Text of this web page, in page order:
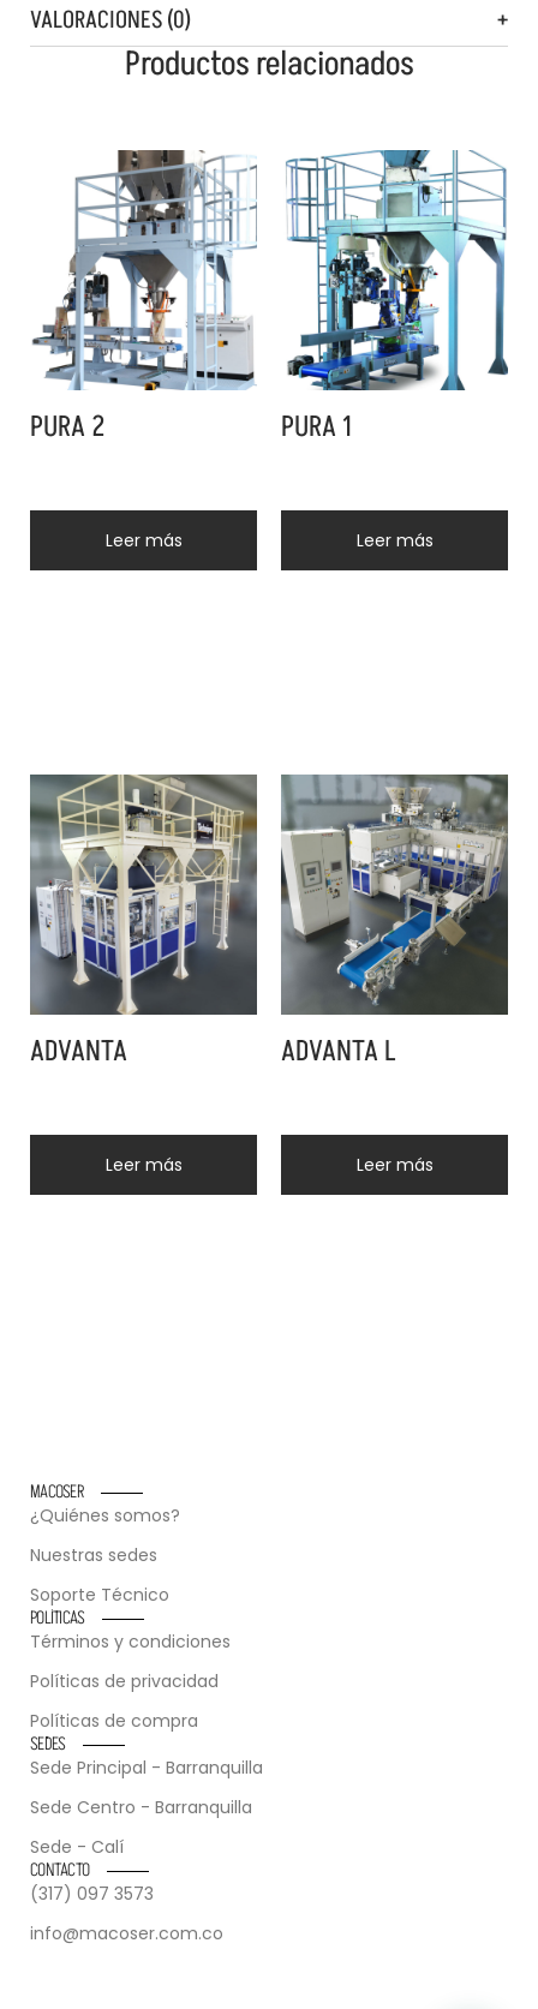
VALORACIONES (0)
Productos relacionados
PURA 2
Leer más
PURA 1
Leer más
ADVANTA
Leer más
ADVANTA L
Leer más
MACOSER
¿Quiénes somos?
Nuestras sedes
Soporte Técnico
POLÍTICAS
Términos y condiciones
Políticas de privacidad
Políticas de compra
SEDES
Sede Principal - Barranquilla
Sede Centro - Barranquilla
Sede - Calí
CONTACTO
(317) 097 3573
info@macoser.com.co